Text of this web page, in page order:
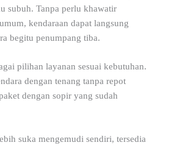
subuh. Tanpa perlu khawatir
kendaraan dapat langsung
begitu penumpang tiba.
pilihan layanan sesuai kebutuhan.
dengan tenang tanpa repot
dengan sopir yang sudah
suka mengemudi sendiri, tersedia